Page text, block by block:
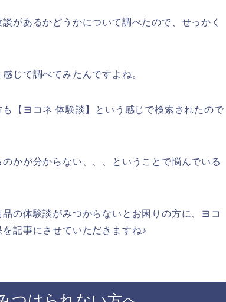
があるかどうかについて調べたので、せっかく
じで調べてみたんですよね。
【ヨコネ 体験談】という感じで検索されたので
かが分からない、、、ということで悩んでいる
の体験談がみつからないとお困りの方に、ヨコ
記事にさせていただきますね♪